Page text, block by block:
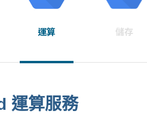
運算 儲存
運算服務